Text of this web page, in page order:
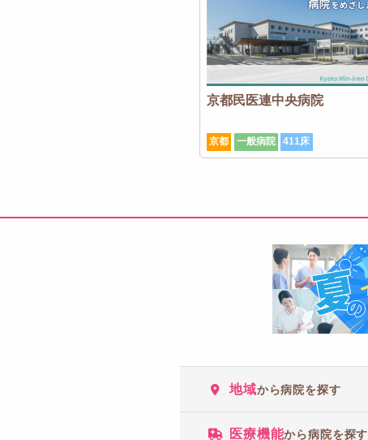
京都民医連中央病院
京都 一般病院 411床
地域から病院を探す
医療機能から病院を探す